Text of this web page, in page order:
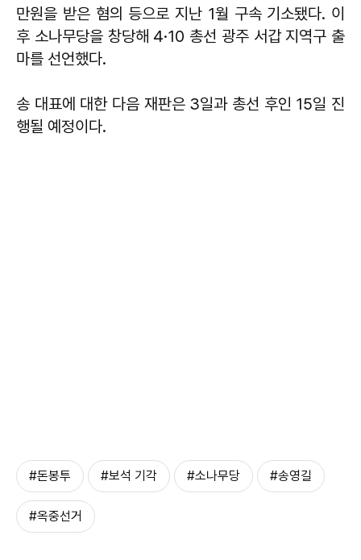
만원을 받은 혐의 등으로 지난 1월 구속 기소됐다. 이
후 소나무당을 창당해 4·10 총선 광주 서갑 지역구 출
마를 선언했다.
송 대표에 대한 다음 재판은 3일과 총선 후인 15일 진
행될 예정이다.
#돈봉투 #보석 기각 #소나무당 #송영길
#옥중선거